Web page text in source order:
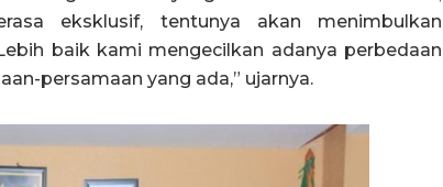
eksklusif, tentunya akan menimbulkan
baik kami mengecilkan adanya perbedaan
persamaan yang ada,” ujarnya.